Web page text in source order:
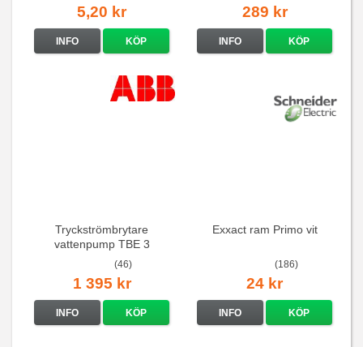
5,20 kr
INFO KÖP
289 kr
INFO KÖP
Tryckströmbrytare
vattenpump TBE 3
(46)
1 395 kr
INFO KÖP
Exxact ram Primo vit
(186)
24 kr
INFO KÖP